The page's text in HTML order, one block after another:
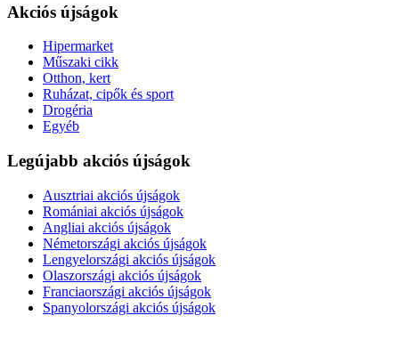
Akciós újságok
Hipermarket
Műszaki cikk
Otthon, kert
Ruházat, cipők és sport
Drogéria
Egyéb
Legújabb akciós újságok
Ausztriai akciós újságok
Romániai akciós újságok
Angliai akciós újságok
Németországi akciós újságok
Lengyelországi akciós újságok
Olaszországi akciós újságok
Franciaországi akciós újságok
Spanyolországi akciós újságok